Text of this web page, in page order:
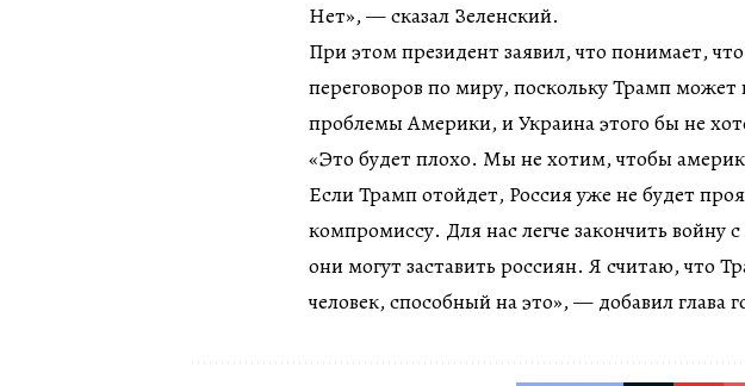
Нет», — сказал Зеленский.
При этом президент заявил, что понимает,
переговоров по миру, поскольку Трамп может
проблемы Америки, и Украина этого бы не
«Это будет плохо. Мы не хотим, чтобы
Если Трамп отойдет, Россия уже не будет
компромиссу. Для нас легче закончить войну
они могут заставить россиян. Я считаю, что
человек, способный на это», — добавил глава